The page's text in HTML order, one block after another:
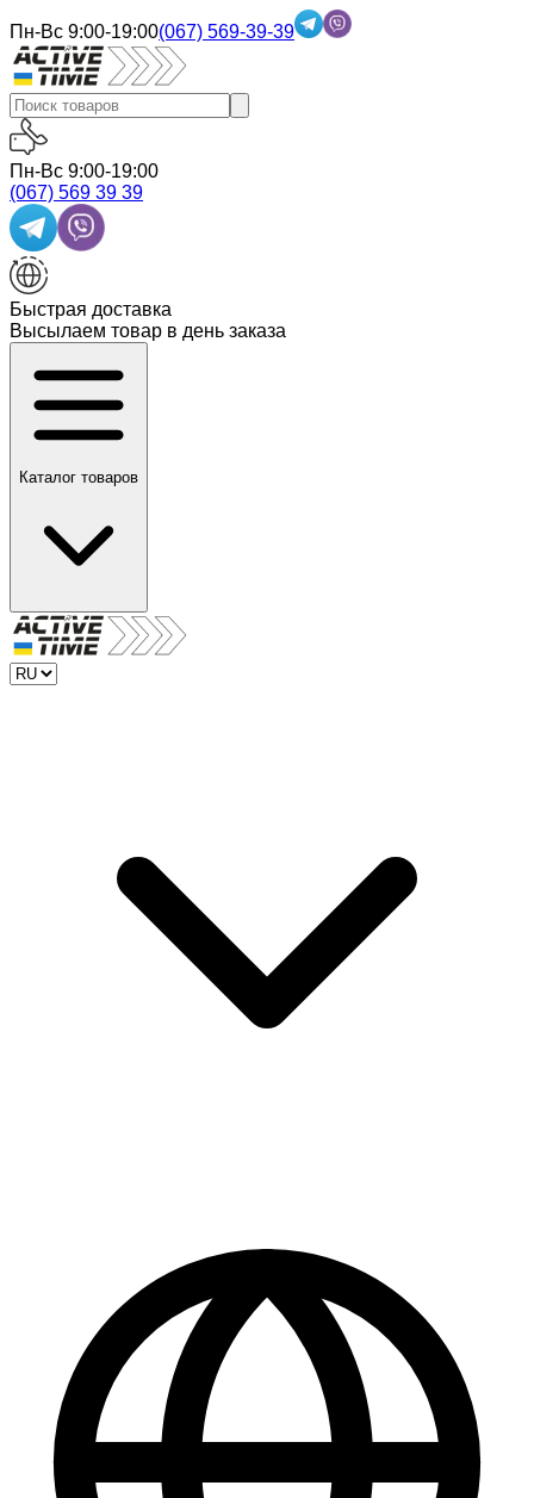
Пн-Вс 9:00-19:00(067) 569-39-39
Пн-Вс 9:00-19:00
(067) 569 39 39
Быстрая доставка
Высылаем товар в день заказа
Каталог товаров